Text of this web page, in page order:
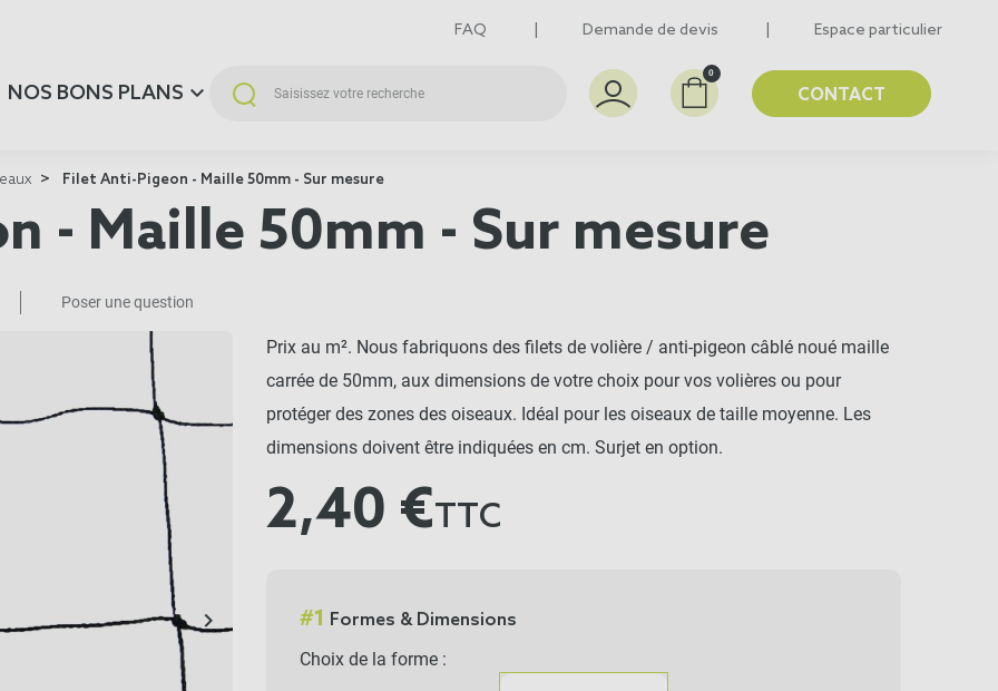
FAQ Demande de devis Espace particulier
0
CONTACT
NOS BONS PLANS
Filet Anti-Pigeon - Maille 50mm - Sur mesure
- Maille 50mm - Sur mesure
Poser une question
Suivant
keyboard_arrow_right
Prix au m². Nous fabriquons des filets de volière / anti-pigeon câblé noué maille
carrée de 50mm, aux dimensions de votre choix pour vos volières ou pour
protéger des zones des oiseaux. Idéal pour les oiseaux de taille moyenne. Les
dimensions doivent être indiquées en cm. Surjet en option.
2,40 €TTC
#1 Formes & Dimensions
Choix de la forme :